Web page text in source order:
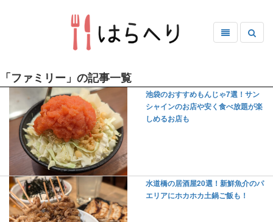
「ファミリー」の記事一覧
池袋のおすすめもんじゃ7選！サン
シャインのお店や安く食べ放題が楽
しめるお店も
水道橋の居酒屋20選！新鮮魚介のパ
エリアにホカホカ土鍋ご飯も！